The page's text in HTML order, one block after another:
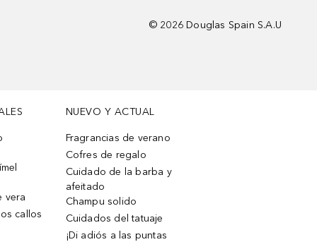
© 2026 Douglas Spain S.A.U
vera
callos
NUEVO Y ACTUAL
Fragrancias de verano
Cofres de regalo
Cuidado de la barba y
afeitado
Champu solido
Cuidados del tatuaje
¡Di adiós a las puntas